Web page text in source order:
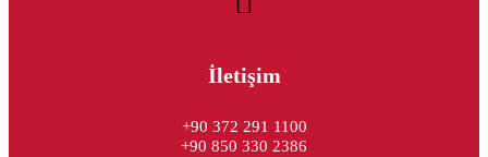
İletişim
+90 372 291 1100
+90 850 330 2386